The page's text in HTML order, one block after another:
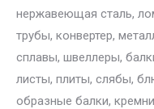
нержавеющая сталь,
трубы, конвертер,
сплавы, швеллеры,
листы, плиты, слябы,
образные балки,